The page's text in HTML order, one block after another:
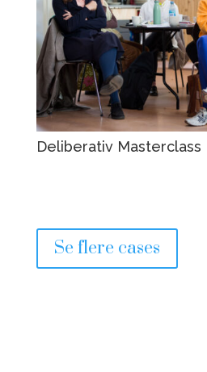
Deliberativ Masterclass
Se flere cases